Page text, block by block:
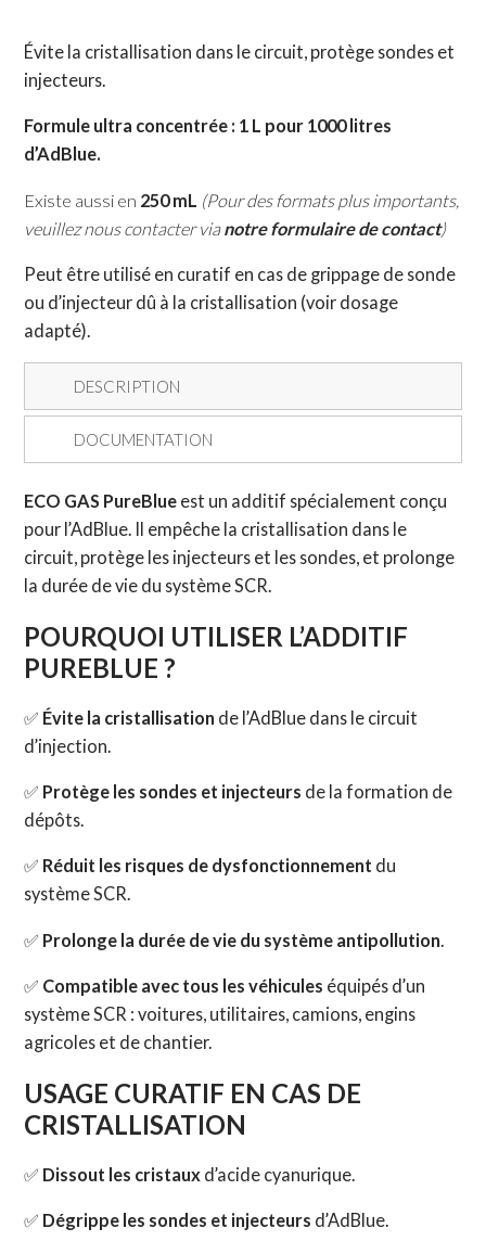
(Spécial
Cuve)
Évite la cristallisation dans le circuit, protège sondes et
injecteurs.
Formule ultra concentrée : 1 L pour 1000 litres
d’AdBlue.
Existe aussi en 250 mL (Pour des formats plus importants,
veuillez nous contacter vianotre formulaire de contact)
Peut être utilisé en curatif en cas de grippage de sonde
ou d’injecteur dû à la cristallisation (voir dosage
adapté).
DESCRIPTION
DOCUMENTATION
ECO GAS PureBlue est un additif spécialement conçu
pour l’AdBlue. Il empêche la cristallisation dans le
circuit, protège les injecteurs et les sondes, et prolonge
la durée de vie du système SCR.
POURQUOI UTILISER L’ADDITIF
PUREBLUE ?
✅ Évite la cristallisation de l’AdBlue dans le circuit
d’injection.
✅ Protège les sondes et injecteurs de la formation de
dépôts.
✅ Réduit les risques de dysfonctionnement du
système SCR.
✅ Prolonge la durée de vie du système antipollution
✅ Compatible avec tous les véhicules équipés d’un
système SCR : voitures, utilitaires, camions, engins
agricoles et de chantier.
USAGE CURATIF EN CAS DE
CRISTALLISATION
✅ Dissout les cristaux d’acide cyanurique.
✅ Dégrippe les sondes et injecteurs d’AdBlue.